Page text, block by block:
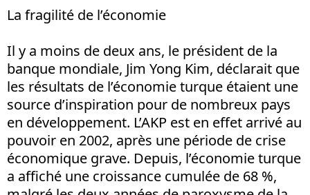
La fragilité de l’économie
Il y a moins de deux ans, le président de la
banque mondiale, Jim Yong Kim, déclarait que
les résultats de l’économie turque étaient une
source d’inspiration pour de nombreux pays
en développement. L’AKP est en effet arrivé au
pouvoir en 2002, après une période de crise
économique grave. Depuis, l’économie turque
a affiché une croissance cumulée de 68 %,